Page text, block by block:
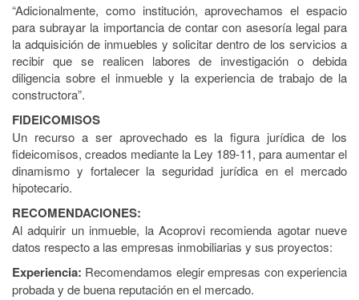
“Adicionalmente, como institución, aprovechamos el espacio
para subrayar la importancia de contar con asesoría legal para
la adquisición de inmuebles y solicitar dentro de los servicios a
recibir que se realicen labores de investigación o debida
diligencia sobre el inmueble y la experiencia de trabajo de la
constructora”.
FIDEICOMISOS
Un recurso a ser aprovechado es la figura jurídica de los
fideicomisos, creados mediante la Ley 189-11, para aumentar el
dinamismo y fortalecer la seguridad jurídica en el mercado
hipotecario.
RECOMENDACIONES:
Al adquirir un inmueble, la Acoprovi recomienda agotar nueve
datos respecto a las empresas inmobiliarias y sus proyectos:
Experiencia: Recomendamos elegir empresas con experiencia
probada y de buena reputación en el mercado.